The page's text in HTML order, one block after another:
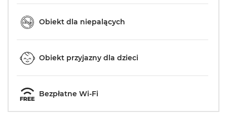
Obiekt dla niepalących
Obiekt przyjazny dla dzieci
Bezpłatne Wi-Fi